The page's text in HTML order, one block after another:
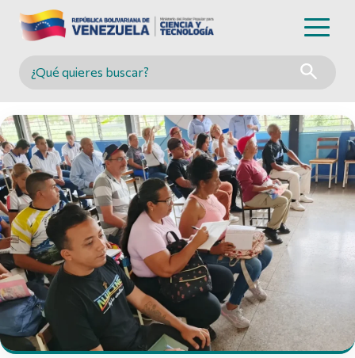
Buscar en MINCYT